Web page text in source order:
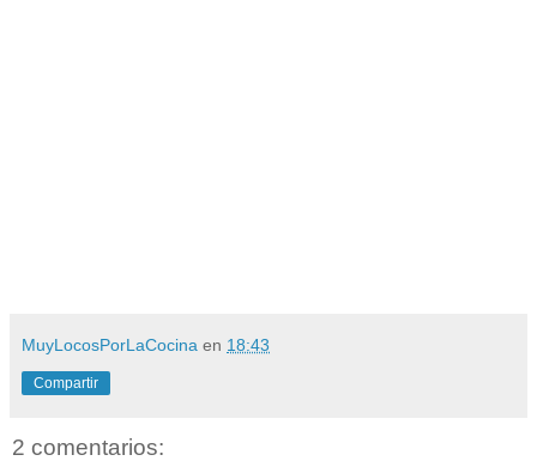
MuyLocosPorLaCocina en 18:43
Compartir
2 comentarios: